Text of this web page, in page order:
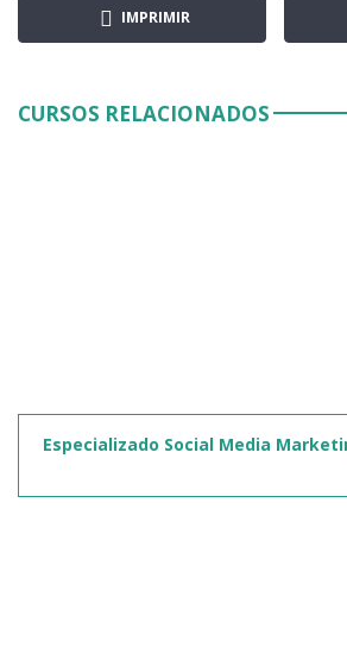
IMPRIMIR
CURSOS RELACIONADOS
Especializado Social Media